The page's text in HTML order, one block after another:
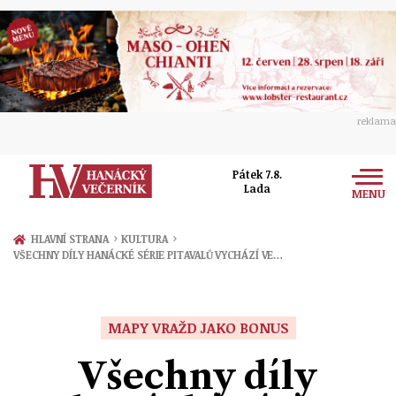
reklama
Pátek 7.8.
Lada
MENU
Zprávy
Ekonomika
HLAVNÍ STRANA › KULTURA ›
VŠECHNY DÍLY HANÁCKÉ SÉRIE PITAVALŮ VYCHÁZÍ VE…
MAPY VRAŽD JAKO BONUS
Všechny díly